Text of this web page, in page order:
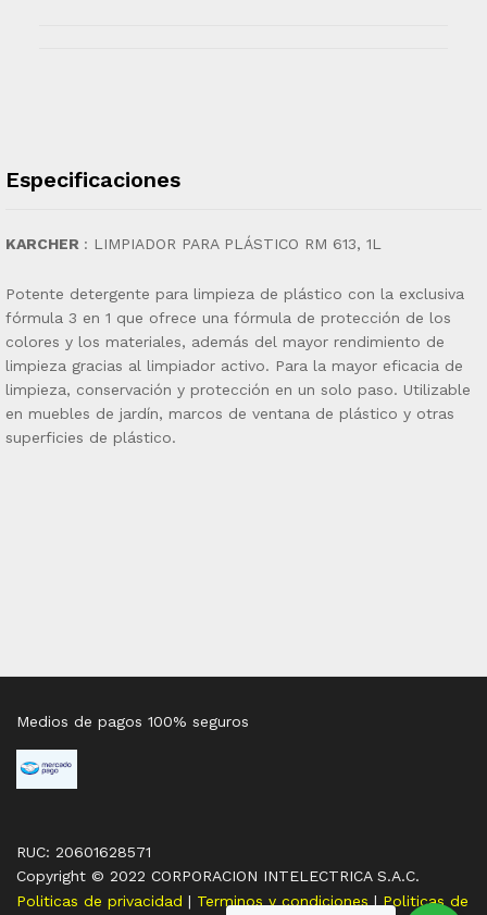
Especificaciones
KARCHER : LIMPIADOR PARA PLÁSTICO RM 613, 1L
Potente detergente para limpieza de plástico con la exclusiva
fórmula 3 en 1 que ofrece una fórmula de protección de los
colores y los materiales, además del mayor rendimiento de
limpieza gracias al limpiador activo. Para la mayor eficacia de
limpieza, conservación y protección en un solo paso. Utilizable
en muebles de jardín, marcos de ventana de plástico y otras
superficies de plástico.
RUC: 20601628571
Copyright © 2022 CORPORACION INTELECTRICA S.A.C.
Medios de pagos 100% seguros
Politicas de privacidad | Terminos y condiciones|Politicas de